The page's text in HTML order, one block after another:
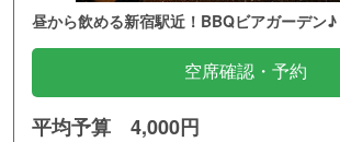
昼から飲める新宿駅近！BBQビアガーデン♪
空席確認・予約
平均予算 4,000円